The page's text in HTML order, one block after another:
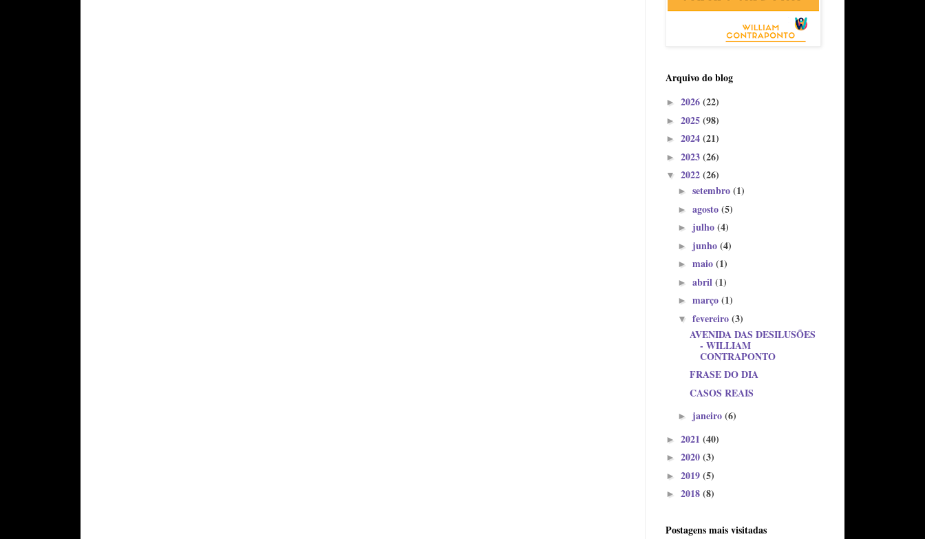
Arquivo do blog
► 2026(22)
► 2025(98)
► 2024(21)
► 2023(26)
▼ 2022(26)
► setembro(1)
► agosto(5)
► julho(4)
► junho(4)
► maio(1)
► abril(1)
► março(1)
▼ fevereiro(3)
AVENIDA DAS DESILUSÕES
- WILLIAM
CONTRAPONTO
FRASE DO DIA
CASOS REAIS
► janeiro(6)
► 2021 (40)
► 2020(3)
► 2019(5)
► 2018(8)
Postagens mais visitadas